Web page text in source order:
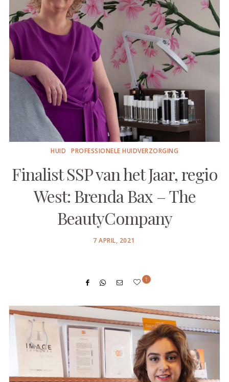
HUID PROFESSIONELE HUIDVERZORGING
Finalist SSP van het Jaar, regio
West: Brenda Bax – The
BeautyCompany
POSTED
7 APRIL, 2021
1